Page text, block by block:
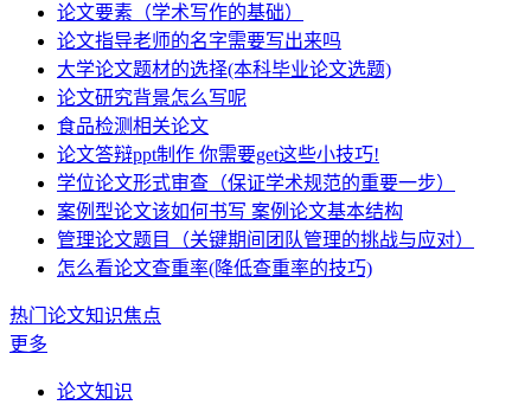
论文要素（学术写作的基础）
论文指导老师的名字需要写出来吗
大学论文题材的选择(本科毕业论文选题)
论文研究背景怎么写呢
食品检测相关论文
论文答辩ppt制作 你需要get这些小技巧!
学位论文形式审查（保证学术规范的重要一步）
案例型论文该如何书写 案例论文基本结构
管理论文题目（关键期间团队管理的挑战与应对）
怎么看论文查重率(降低查重率的技巧)
热门论文知识焦点
更多
论文知识